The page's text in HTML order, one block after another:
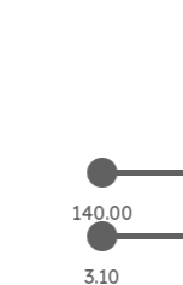
140.00
3.10